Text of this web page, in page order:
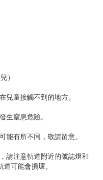
）
童接觸不到的地方。
窒息危險。
有所不同，敬請留意。
請注意軌道附近的號誌燈和
可能會損壞。